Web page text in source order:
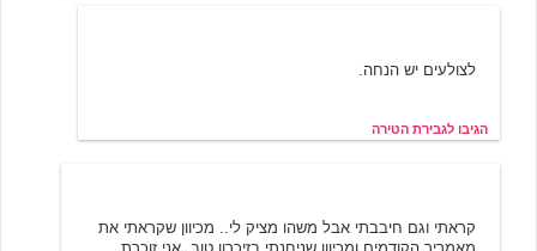
לצולעים יש הנחה.
הגיבו לגבירת הטירה
קראתי וגם חיבבתי אבל משהו מציק לי.. מכיוון שקראתי את